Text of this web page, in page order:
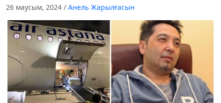
26 маусым, 2024 / Анель Жарылғасын